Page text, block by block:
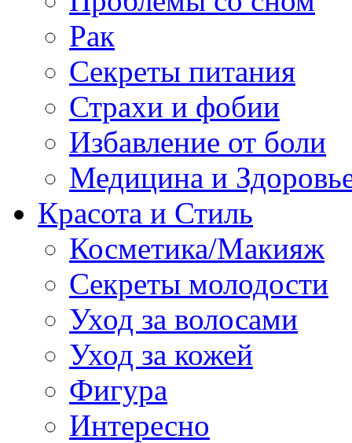
Рак
Секреты питания
Страхи и фобии
Избавление от боли
Медицина и
Красота и Стиль
Косметика/Макияж
Секреты молодости
Уход за волосами
Уход за кожей
Фигура
Интересно